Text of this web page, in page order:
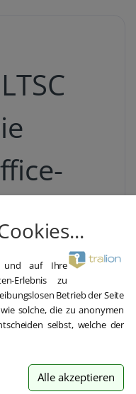
und
zuverlässige und
die eine stabile
regelmäßige
und auf Ihre
Erlebnis zu
Betrieb der Seite
solche, die zu anonymen
selbst, welche der
Alle akzeptieren